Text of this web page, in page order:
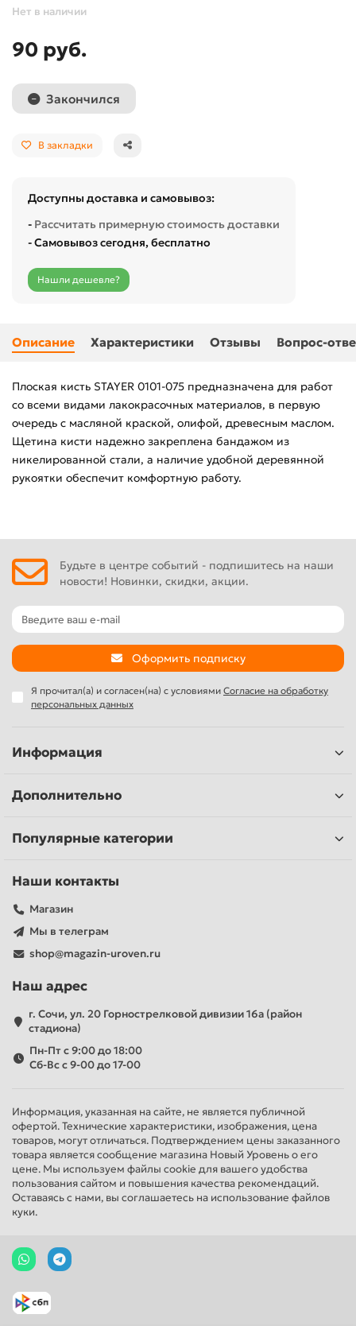
Нет в наличии
90 руб.
Закончился
В закладки
Доступны доставка и самовывоз:
- Рассчитать примерную стоимость доставки
- Самовывоз сегодня, бесплатно
Нашли дешевле?
Описание Характеристики Отзывы Вопрос-
Плоская кисть STAYER 0101-075 предназначена для работ
со всеми видами лакокрасочных материалов, в первую
очередь с масляной краской, олифой, древесным маслом.
Щетина кисти надежно закреплена бандажом из
никелированной стали, а наличие удобной деревянной
рукоятки обеспечит комфортную работу.
Будьте в центре событий - подпишитесь на наши
новости! Новинки, скидки, акции.
Оформить подписку
Я прочитал(а) и согласен(на) с условиями Согласие на обработку
персональных данных
Информация
Дополнительно
Популярные категории
Наши контакты
Магазин
Мы в телеграм
shop@magazin-uroven.ru
Наш адрес
г. Сочи, ул. 20 Горнострелковой дивизии 16а (район
стадиона)
Пн-Пт с 9:00 до 18:00
Сб-Вс с 9-00 до 17-00
Информация, указанная на сайте, не является публичной
офертой. Технические характеристики, изображения, цена
товаров, могут отличаться. Подтверждением цены заказанного
товара является сообщение магазина Новый Уровень о его
цене. Мы используем файлы cookie для вашего удобства
пользования сайтом и повышения качества рекомендаций.
Оставаясь с нами, вы соглашаетесь на использование файлов
куки.